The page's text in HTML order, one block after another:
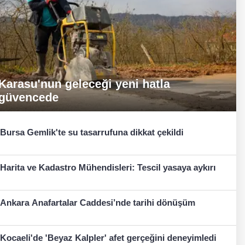
geleceği yeni hatla
Bursa Gemlik'te su tasarrufuna dikkat çekildi
Harita ve Kadastro Mühendisleri: Tescil yasaya aykırı
Ankara Anafartalar Caddesi’nde tarihi dönüşüm
Kocaeli'de 'Beyaz Kalpler' afet gerçeğini deneyimledi